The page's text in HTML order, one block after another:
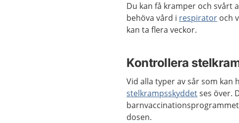
Du kan få kramper och svårt
behöva vård i respirator och
kan ta flera veckor.
Kontrollera
Vid alla typer av sår som
stelkrampsskyddetses över.
dosen.